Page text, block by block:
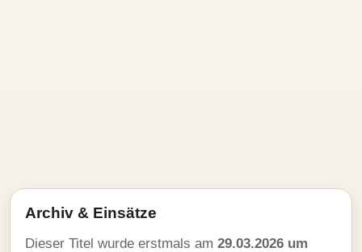
Archiv & Einsätze
Dieser Titel wurde erstmals am 29.03.2026 um